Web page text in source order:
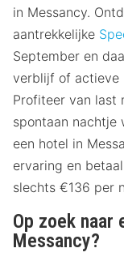
in Messancy.
aantrekkelijke
September en
verblijf of actieve
Profiteer van last
spontaan nachtje
een hotel in
ervaring en
slechts €136 per
Op zoek naar
Messancy?